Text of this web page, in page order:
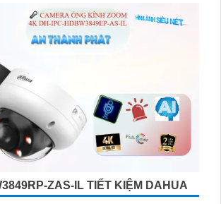
ZAS-IL TIẾT KIỆM DAHUA